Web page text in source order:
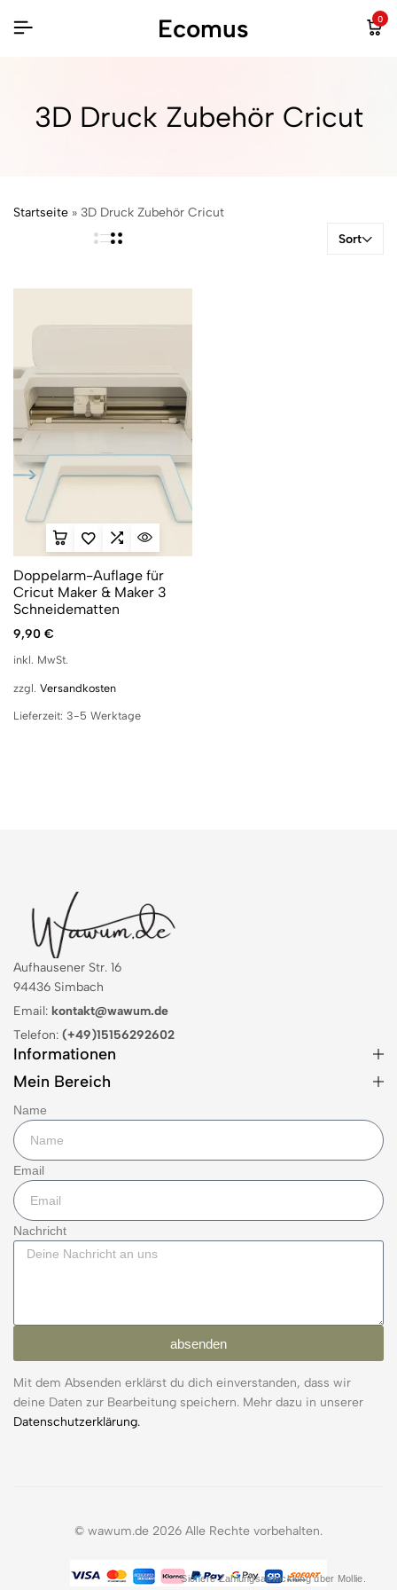
Ecomus 0
3D Druck Zubehör Cricut
Startseite » 3D Druck Zubehör Cricut
Sort
Doppelarm-Auflage für
Cricut Maker & Maker 3
Schneidematten
9,90 €
inkl. MwSt.
zzgl. Versandkosten
Lieferzeit: 3-5 Werktage
Aufhausener Str. 16
94436 Simbach
Email: kontakt@wawum.de
Telefon: (+49)15156292602
Informationen
Mein Bereich
Name
Email
Nachricht
absenden
Mit dem Absenden erklärst du dich einverstanden, dass wir
deine Daten zur Bearbeitung speichern. Mehr dazu in unserer
Datenschutzerklärung.
© wawum.de 2026 Alle Rechte vorbehalten.
Sichere Zahlungsabwicklung über Mollie.